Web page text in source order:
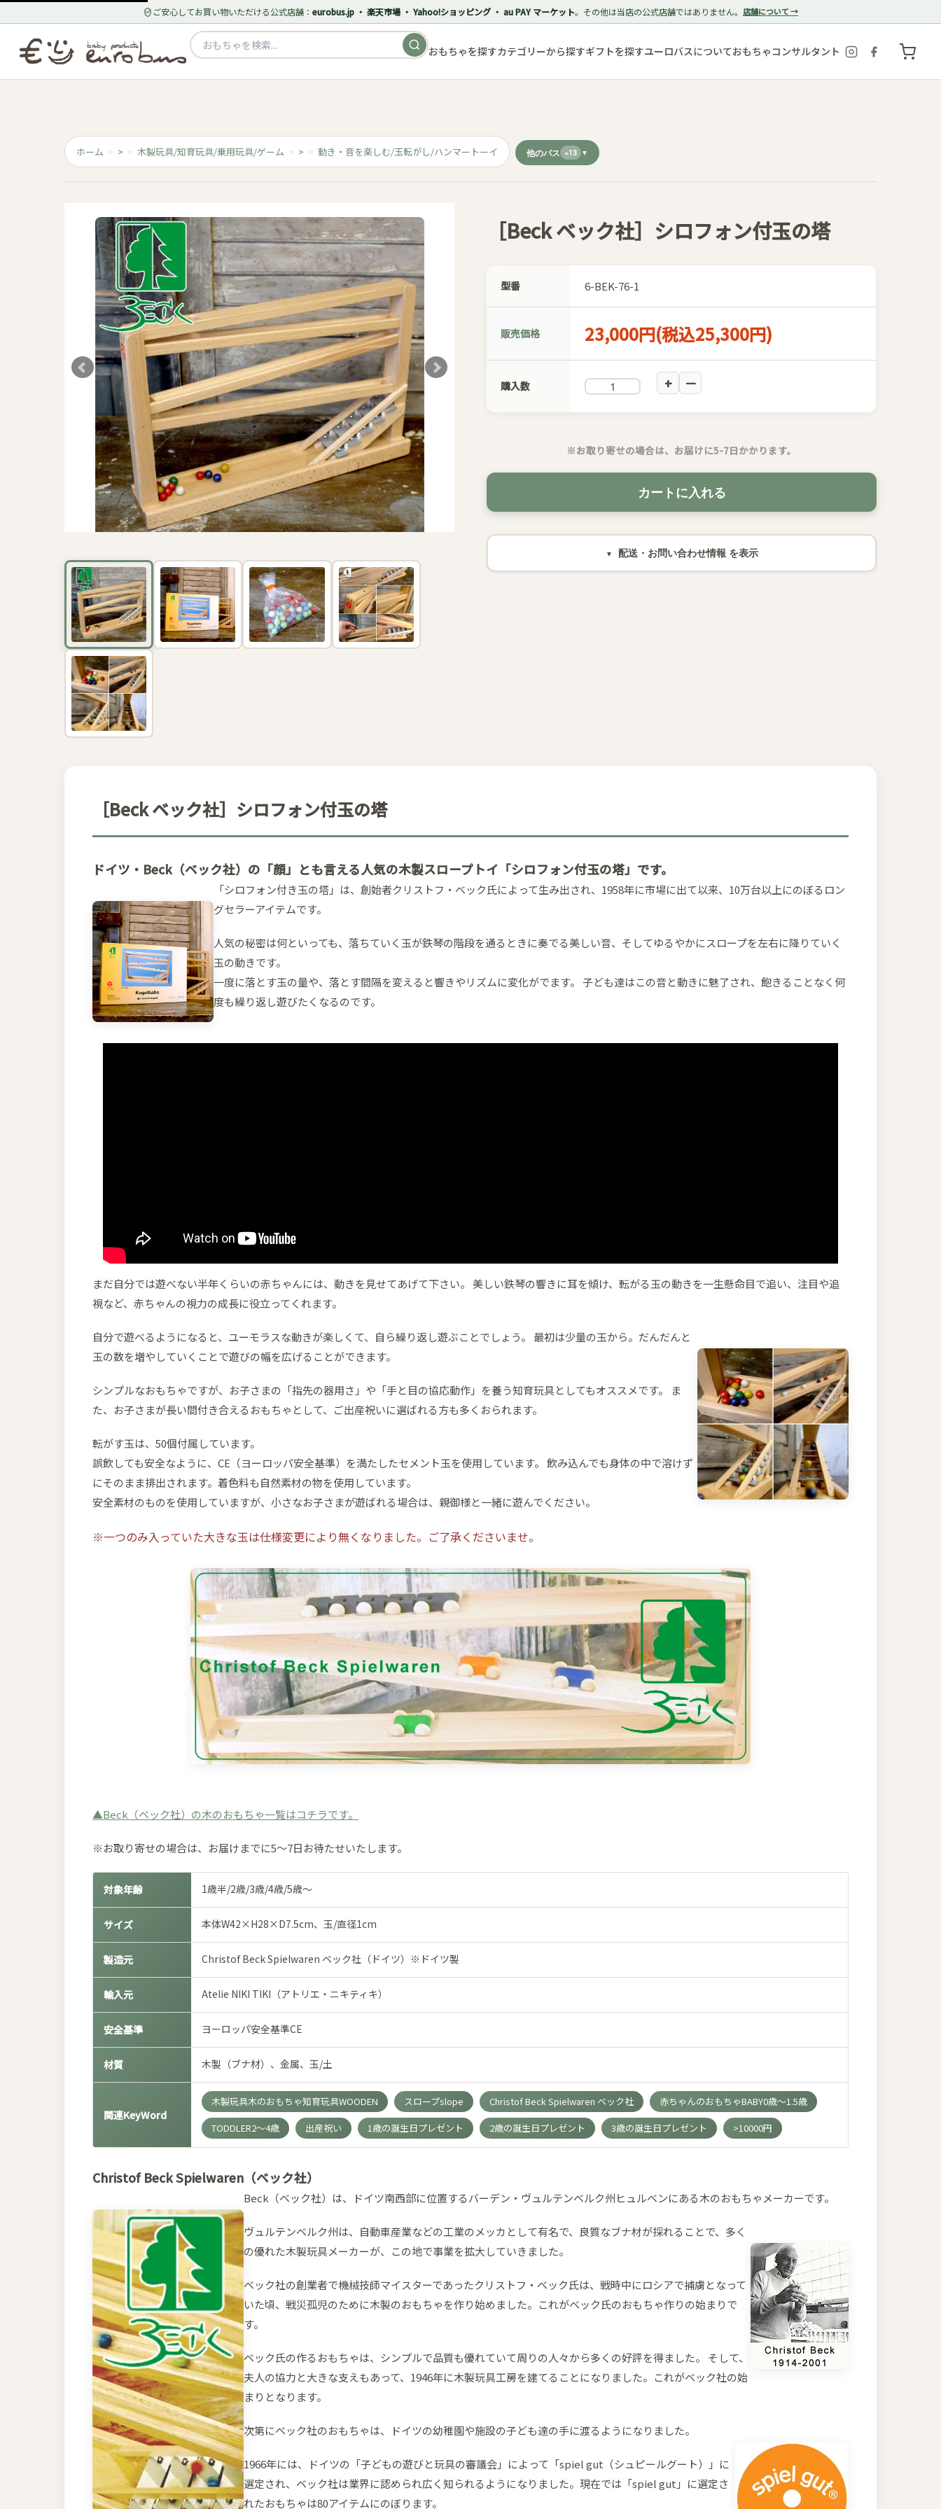
ご安心してお買い物いただける公式店舗： eurobus.jp ・ 楽天市場 ・ Yahoo!ショッピング ・ au PAY マーケット。その他は当店の公式店舗ではありません。 店舗について →
おもちゃを探すカテゴリーから探すギフトを探すユーロバスについておもちゃコンサルタント
ホーム > 木製玩具/知育玩具/乗用玩具/ゲーム > 動き・音を楽しむ/玉転がし/ハンマートーイ 他のパス +13
［Beck ベック社］シロフォン付玉の塔
型番 6-BEK-76-1
販売価格 23,000円(税込25,300円)
購入数
※お取り寄せの場合は、お届けに5-7日かかります。
カートに入れる
配送・お問い合わせ情報
［Beck ベック社］シロフォン付玉の塔
ドイツ・Beck（ベック社）の「顔」とも言える人気の木製スロープトイ「シロフォン付玉の塔」です。
「シロフォン付き玉の塔」は、創始者クリストフ・ベック氏によって生み出され、1958年に市場に出て以来、10万台以上にのぼるロン
グセラーアイテムです。
人気の秘密は何といっても、落ちていく玉が鉄琴の階段を通るときに奏でる美しい音、そしてゆるやかにスロープを左右に降りていく
玉の動きです。
一度に落とす玉の量や、落とす間隔を変えると響きやリズムに変化がでます。 子ども達はこの音と動きに魅了され、飽きることなく何
度も繰り返し遊びたくなるのです。
まだ自分では遊べない半年くらいの赤ちゃんには、動きを見せてあげて下さい。 美しい鉄琴の響きに耳を傾け、転がる玉の動きを一生懸命目で追い、注目や追
視など、赤ちゃんの視力の成長に役立ってくれます。
自分で遊べるようになると、ユーモラスな動きが楽しくて、自ら繰り返し遊ぶことでしょう。 最初は少量の玉から。だんだんと
玉の数を増やしていくことで遊びの幅を広げることができます。
シンプルなおもちゃですが、お子さまの「指先の器用さ」や「手と目の協応動作」を養う知育玩具としてもオススメです。 ま
た、お子さまが長い間付き合えるおもちゃとして、ご出産祝いに選ばれる方も多くおられます。
転がす玉は、50個付属しています。
誤飲しても安全なように、CE（ヨーロッパ安全基準）を満たしたセメント玉を使用しています。 飲み込んでも身体の中で溶けず
にそのまま排出されます。着色料も自然素材の物を使用しています。
安全素材のものを使用していますが、小さなお子さまが遊ばれる場合は、親御様と一緒に遊んでください。
※一つのみ入っていた大きな玉は仕様変更により無くなりました。ご了承くださいませ。
▲Beck（ベック社）の木のおもちゃ一覧はコチラです。
※お取り寄せの場合は、お届けまでに5～7日お待たせいたします。
対象年齢 1歳半/2歳/3歳/4歳/5歳～
サイズ 本体W42×H28×D7.5cm、玉/直径1cm
製造元 Christof Beck Spielwaren ベック社（ドイツ）※ドイツ製
輸入元 Atelie NIKI TIKI（アトリエ・ニキティキ）
安全基準 ヨーロッパ安全基準CE
材質 木製（ブナ材）、金属、玉/土
関連KeyWord
木製玩具木のおもちゃ知育玩具WOODEN スロープslope Christof Beck Spielwaren ベック社
赤ちゃんのおもちゃBABY0歳～1.5歳
TODDLER2～4歳
出産祝い 1歳の誕生日プレゼント 2歳の誕生日プレゼント 3歳の誕生日プレゼント >10000円
Christof Beck Spielwaren（ベック社）
Beck（ベック社）は、ドイツ南西部に位置するバーデン・ヴュルテンベルク州ヒュルベンにある木のおもちゃメーカーです。
ヴュルテンベルク州は、自動車産業などの工業のメッカとして有名で、良質なブナ材が採れることで、多く
の優れた木製玩具メーカーが、この地で事業を拡大していきました。
ベック社の創業者で機械技師マイスターであったクリストフ・ベック氏は、戦時中にロシアで捕虜となって
いた頃、戦災孤児のために木製のおもちゃを作り始めました。これがベック氏のおもちゃ作りの始まりで
す。
ベック氏の作るおもちゃは、シンプルで品質も優れていて周りの人々から多くの好評を得ました。 そして、
夫人の協力と大きな支えもあって、1946年に木製玩具工房を建てることになりました。これがベック社の始
まりとなります。
次第にベック社のおもちゃは、ドイツの幼稚園や施設の子ども達の手に渡るようになりました。
1966年には、ドイツの「子どもの遊びと玩具の審議会」によって「spiel gut（シュピールグート）」に
選定され、ベック社は業界に認められ広く知られるようになりました。現在では「spiel gut」に選定さ
れたおもちゃは80アイテムにのぼります。